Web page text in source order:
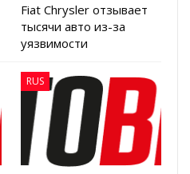
Fiat Chrysler отзывает
тысячи авто из-за
уязвимости
RUS